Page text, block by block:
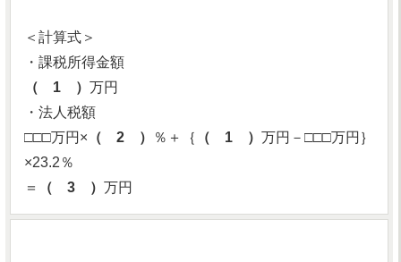
＜計算式＞
・課税所得金額
（ 1 ） 万円
・法人税額
□□□万円× （ 2 ） ％＋｛ （ 1 ） 万円－□□□万円｝
×23.2％
＝
（ 3 ） 万円